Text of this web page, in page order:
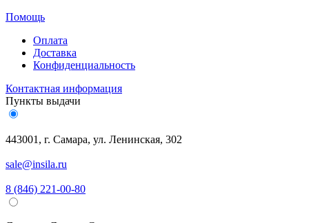
Помощь
Оплата
Доставка
Конфиденциальность
Контактная информация
Пункты выдачи
443001, г. Самара, ул. Ленинская, 302
sale@insila.ru
8 (846) 221-00-80